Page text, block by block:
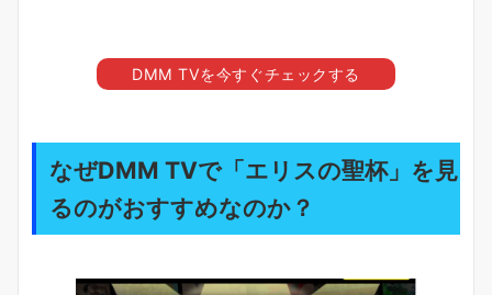
DMM TVを今すぐチェックする
なぜDMM TVで「エリスの聖杯」を見
るのがおすすめなのか？